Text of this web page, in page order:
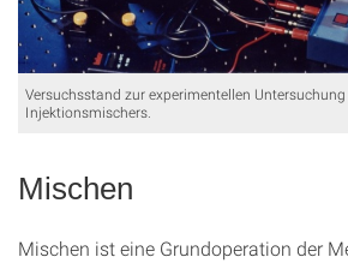
Versuchsstand zur experimentellen
Injektionsmischers.
Mischen
Mischen ist eine Grundoperation der